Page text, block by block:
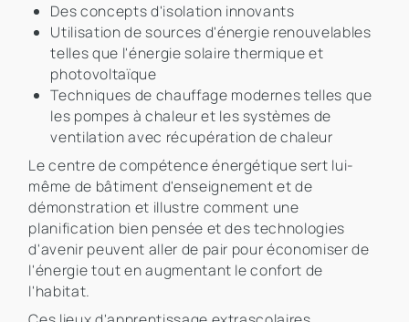
Des concepts d'isolation innovants
Utilisation de sources d'énergie renouvelables
telles que l'énergie solaire thermique et
photovoltaïque
Techniques de chauffage modernes telles que
les pompes à chaleur et les systèmes de
ventilation avec récupération de chaleur
Le centre de compétence énergétique sert lui-
même de bâtiment d'enseignement et de
démonstration et illustre comment une
planification bien pensée et des technologies
d'avenir peuvent aller de pair pour économiser de
l'énergie tout en augmentant le confort de
l'habitat.